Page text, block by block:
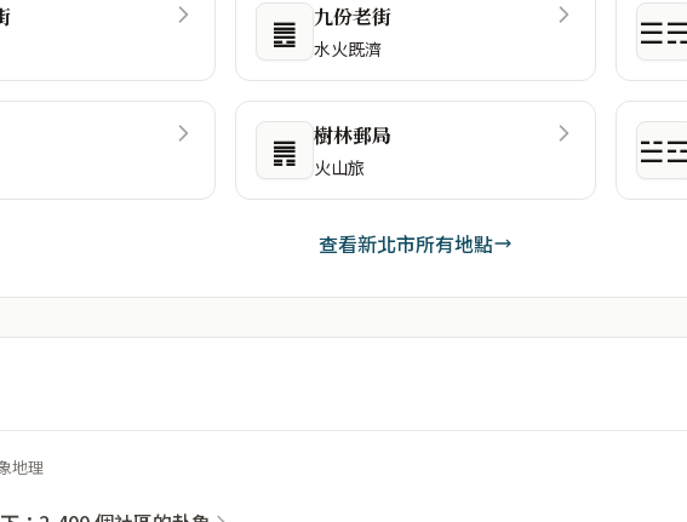
䷌ 九份老街
水火既濟
䷠ 樹林郵局
火山旅
查看新北市所有地點
地理